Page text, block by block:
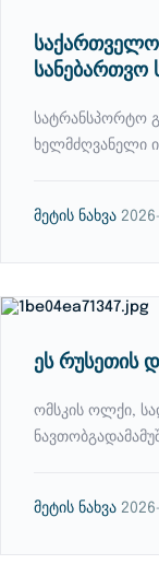
სანებართვო
სატრანსპორტო
ხელმძღვანელი
მეტის ნახვა
ეს რუსეთის
ომსკის ოლქი,
მეტის ნახვა